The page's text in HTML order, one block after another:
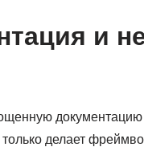
и
делает